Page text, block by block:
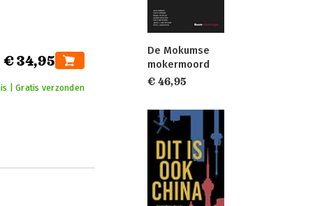
€ 34,95
| Gratis verzonden
De Mokumse
mokermoord
€ 46,95